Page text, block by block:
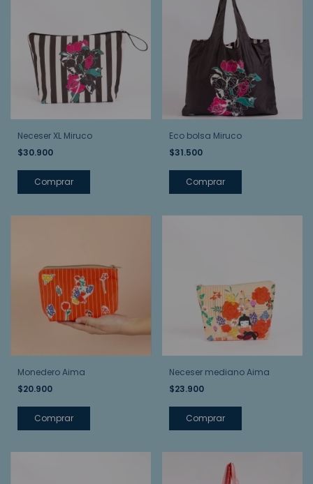
Neceser XL Miruco
$30.900
Eco bolsa Miruco
$31.500
Monedero Aima
$20.900
Neceser mediano Aima
$23.900